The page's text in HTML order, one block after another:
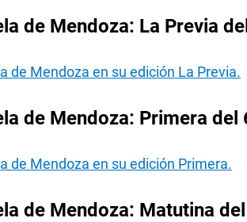
de Mendoza: La Previa
de Mendoza en su edición La Previa.
de Mendoza: Primera
de Mendoza en su edición Primera.
de Mendoza: Matutina